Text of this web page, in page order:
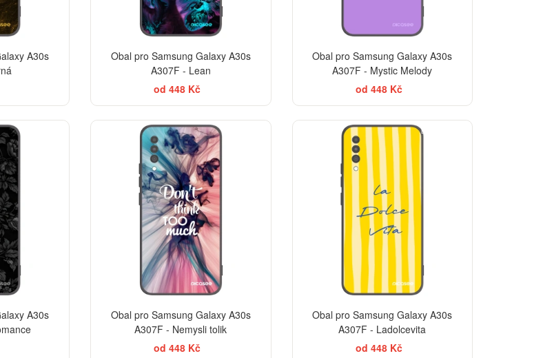
A30s
Obal pro Samsung Galaxy A30s
A307F - Lean
od 448 Kč
Obal pro Samsung Galaxy A30s
A307F - Mystic Melody
od 448 Kč
A30s
Obal pro Samsung Galaxy A30s
A307F - Nemysli tolik
od 448 Kč
BESTSELLER
Obal pro Samsung Galaxy A30s
A307F - Ladolcevita
od 448 Kč